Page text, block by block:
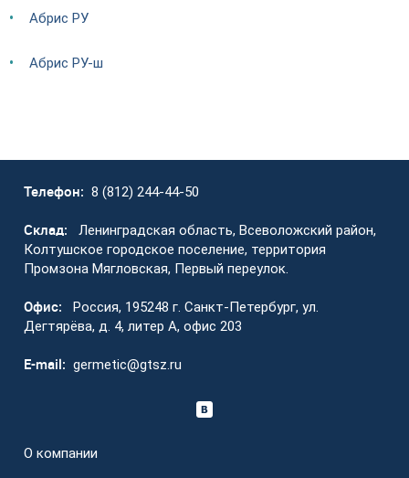
Абрис РУ
Абрис РУ-ш
Телефон: 8 (812) 244-44-50
Склад:
Ленинградская область, Всеволожский район,
Колтушское городское поселение, территория
Промзона Мягловская, Первый переулок.
Офис:
Россия, 195248 г. Санкт-Петербург, ул.
Дегтярёва, д. 4, литер А, офис 203
E-mail: germetic@gtsz.ru
О компании